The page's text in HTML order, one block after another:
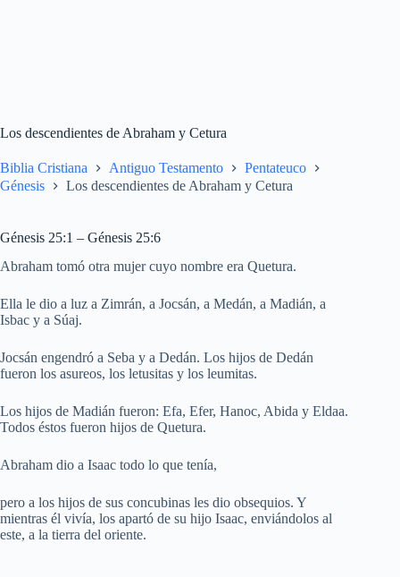
Los descendientes de Abraham y Cetura
Biblia Cristiana Antiguo Testamento
Pentateuco
Génesis
Los descendientes de Abraham y Cetura
Génesis 25:1 – Génesis 25:6
Abraham tomó otra mujer cuyo nombre era Quetura.
Ella le dio a luz a Zimrán, a Jocsán, a Medán, a Madián, a
Isbac y a Súaj.
Jocsán engendró a Seba y a Dedán. Los hijos de Dedán
fueron los asureos, los letusitas y los leumitas.
Los hijos de Madián fueron: Efa, Efer, Hanoc, Abida y Eldaa.
Todos éstos fueron hijos de Quetura.
Abraham dio a Isaac todo lo que tenía,
pero a los hijos de sus concubinas les dio obsequios. Y
mientras él vivía, los apartó de su hijo Isaac, enviándolos al
este, a la tierra del oriente.